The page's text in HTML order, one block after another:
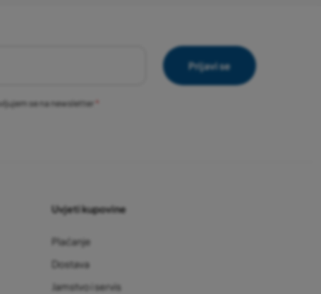
se na newsletter
Prijavi se
Uvjeti kupovine
Plaćanje
Dostava
Jamstvo i servis